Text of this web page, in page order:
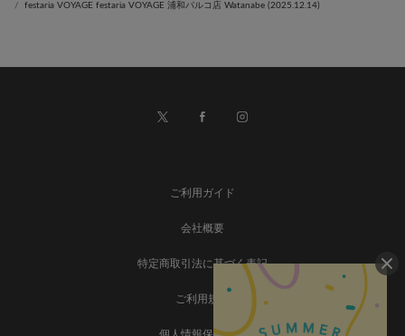
festaria VOYAGE festaria VOYAGE 浦和パルコ店 Watanabe (2025.12.14)
ご利用ガイド
会社概要
特定商取引法に基づく表記
ご利用規約